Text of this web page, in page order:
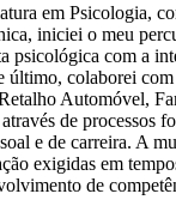
em Psicologia,
iniciei o meu
psicológica com a
último, colaborei
Automóvel,
de processos
e de carreira. A
exigidas em
de